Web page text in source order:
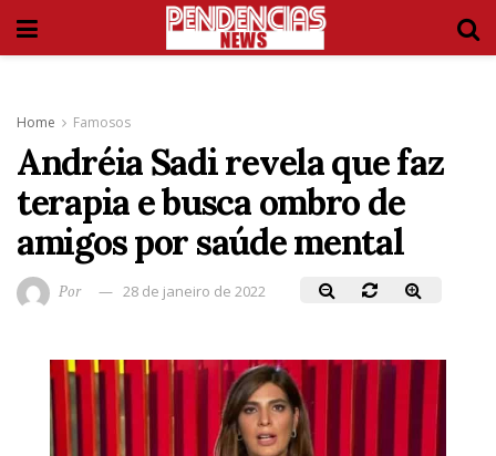
Home Famosos
Andréia Sadi revela que faz
terapia e busca ombro de
amigos por saúde mental
Por 28 de janeiro de 2022